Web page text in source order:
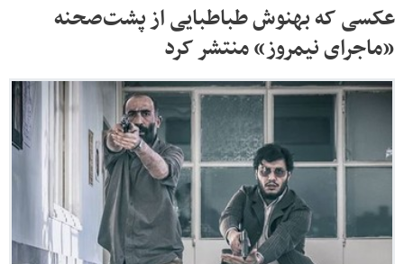
عکسی که بهنوش طباطبایی از پشت‌صحنه
«ماجرای نیمروز» منتشر کرد